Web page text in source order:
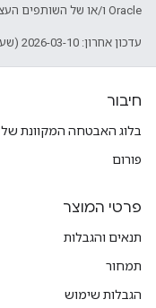
Oracle ו/או של השותפים העצמאיים שלה.
עדכון אחרון: 2026-03-10 (שעון UTC).
חיבור
בלוג האבטחה המקוונת של Google
פורום
פרטי המוצר
תנאים והגבלות
תמחור
הגבלות שימוש